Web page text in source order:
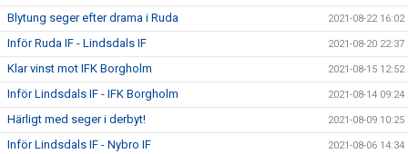
Blytung seger efter drama i Ruda 2021-08-22 16:02
Inför Ruda IF - Lindsdals IF 2021-08-20 22:37
Klar vinst mot IFK Borgholm 2021-08-15 12:52
Inför Lindsdals IF - IFK Borgholm 2021-08-14 09:24
Härligt med seger i derbyt! 2021-08-09 10:25
Inför Lindsdals IF - Nybro IF 2021-08-06 14:34